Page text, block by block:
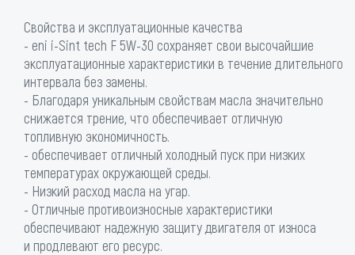
Свойства и эксплуатационные качества
- eni i-Sint tech F 5W-30 сохраняет свои высочайшие
эксплуатационные характеристики в течение длительного
интервала без замены.
- Благодаря уникальным свойствам масла значительно
снижается трение, что обеспечивает отличную
топливную экономичность.
- обеспечивает отличный холодный пуск при низких
температурах окружающей среды.
- Низкий расход масла на угар.
- Отличные противоизносные характеристики
обеспечивают надежную защиту двигателя от износа
и продлевают его ресурс.